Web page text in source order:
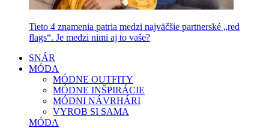
Tieto 4 znamenia patria medzi najväčšie partnerské „red
flags“. Je medzi nimi aj to vaše?
SNÁR
MÓDA
MÓDNE OUTFITY
MÓDNE INŠPIRÁCIE
MÓDNI NÁVRHÁRI
VYROB SI SAMA
MÓDA